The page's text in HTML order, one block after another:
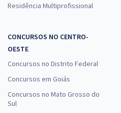
Residência Multiprofissional
CONCURSOS NO CENTRO-
OESTE
Concursos no Distrito Federal
Concursos em Goiás
Concursos no Mato Grosso do
Sul